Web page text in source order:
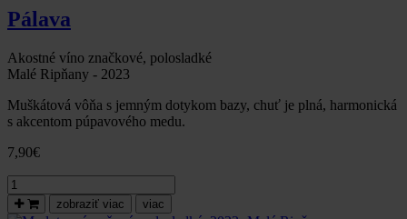
gris,
2023-
Malé
Pálava
Akostné víno značkové, polosladké
Malé Ripňany - 2023
Muškátová vôňa s jemným dotykom bazy, chuť je plná, harmonická
s akcentom púpavového medu.
7,90€
množstvo
Pálava,
polosladké,
zobraziť viac viac